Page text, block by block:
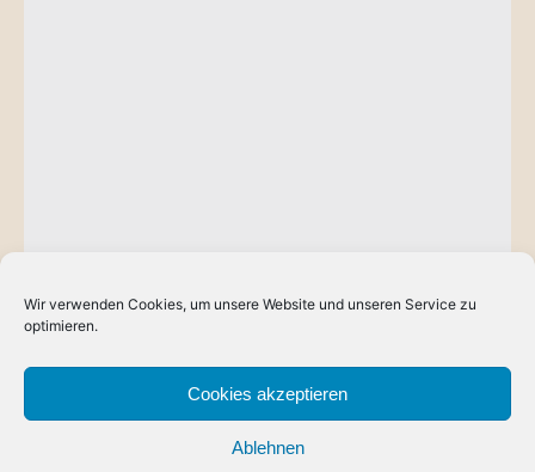
Wir verwenden Cookies, um unsere Website und unseren Service zu
optimieren.
Cookies akzeptieren
Ablehnen
BLOG
Der Burnout fordert seinen Tribut
Heute sind meine Frau und ich aus einem einwöchigen
Urlaub in Mallorca zurück gekommen. Oft habe ich dabei